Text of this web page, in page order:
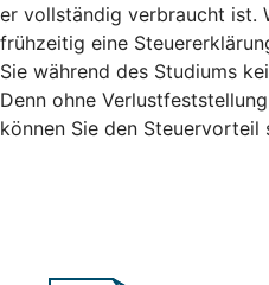
er vollständig verbraucht ist.
frühzeitig eine
Sie während des Studiums
Denn ohne
können Sie den Steuervorteil